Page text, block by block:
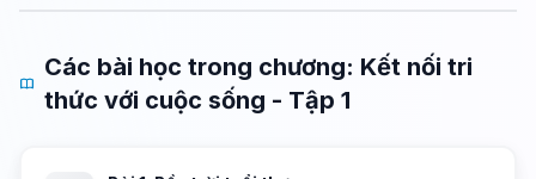
Các bài học trong chương: Kết nối tri
thức với cuộc sống - Tập 1